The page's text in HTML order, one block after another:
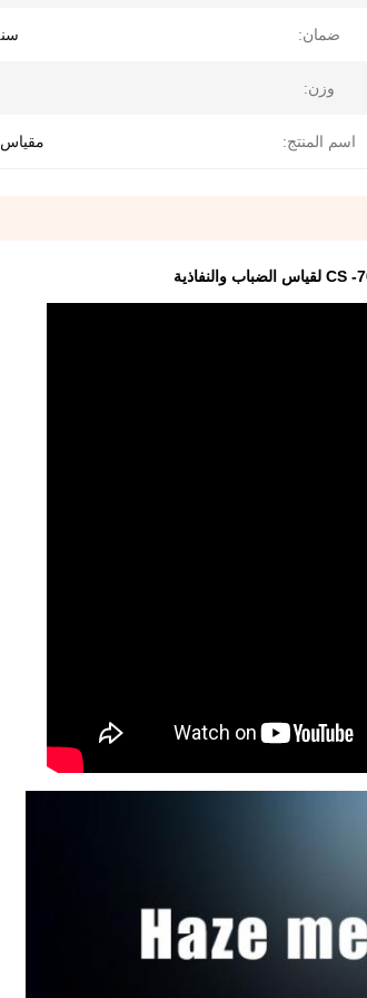
ضمان:
وزن:
اسم المنتج: